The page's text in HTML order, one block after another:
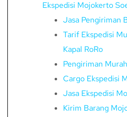
Ekspedisi Mojokerto
Jasa Pengiriman
Tarif Ekspedisi
Kapal RoRo
Pengiriman
Cargo Ekspedisi
Jasa Ekspedisi
Kirim Barang